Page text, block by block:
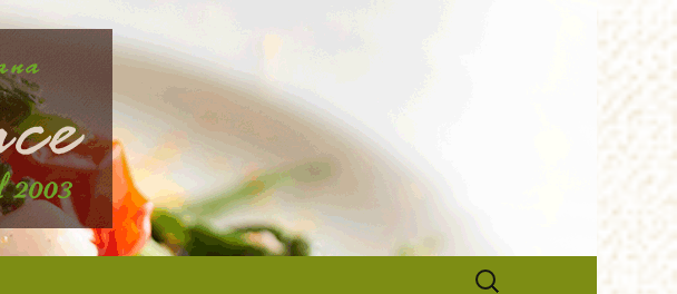
・ルーチェ』の
ルーチェ』のブログです。旬の食材の入荷情
バイトさんや調理スタッフの求人情報まで幅
検